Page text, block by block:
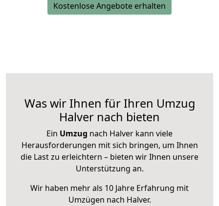
Kostenlose Angebote erhalten
Was wir Ihnen für Ihren Umzug
Halver nach bieten
Ein Umzug nach Halver kann viele
Herausforderungen mit sich bringen, um Ihnen
die Last zu erleichtern – bieten wir Ihnen unsere
Unterstützung an.
Wir haben mehr als 10 Jahre Erfahrung mit
Umzügen nach Halver.